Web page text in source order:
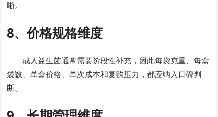
晰。
8、价格规格维度
成人益生菌通常需要阶段性补充，因此每袋克重、每盒
袋数、单盒价格、单次成本和复购压力，都应纳入口碑判
断。